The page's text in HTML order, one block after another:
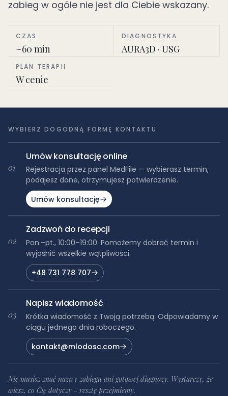
zabieg w ogóle nie jest dla Ciebie wskazany.
CZAS
~60 min
DIAGNOSTYKA
AURA3D · USG
PLAN TERAPII
W cenie
WYBIERZ DOGODNĄ FORMĘ KONTAKTU
01
Umów konsultację online
Rejestracja przez panel MedFile — wybierasz termin,
podajesz dane, otrzymujesz potwierdzenie.
Umów konsultację
02
Zadzwoń do recepcji
Pon.–pt., 10:00–19:00. Pomożemy dobrać termin i
wyjaśnić wszelkie wątpliwości.
+48 731 778 707
03
Napisz wiadomość
Krótka wiadomość z Twoją potrzebą. Odpowiadamy w
ciągu jednego dnia roboczego.
kontakt@mlodosc.com
Nie musisz znać nazwy zabiegu ani gotowej diagnozy. Wystarczy, że
wiesz, co Cię dotyczy - resztę przejmiemy.